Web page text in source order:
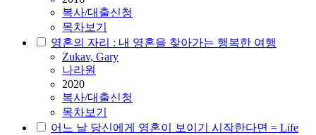
복사/대출신청
목차보기
영혼의 자리 : 내 영혼을 찾아가는 행복한 여행
Zukav, Gary
나라원
2020
복사/대출신청
목차보기
어느 날 당신에게 영혼이 보이기 시작한다면 = Life